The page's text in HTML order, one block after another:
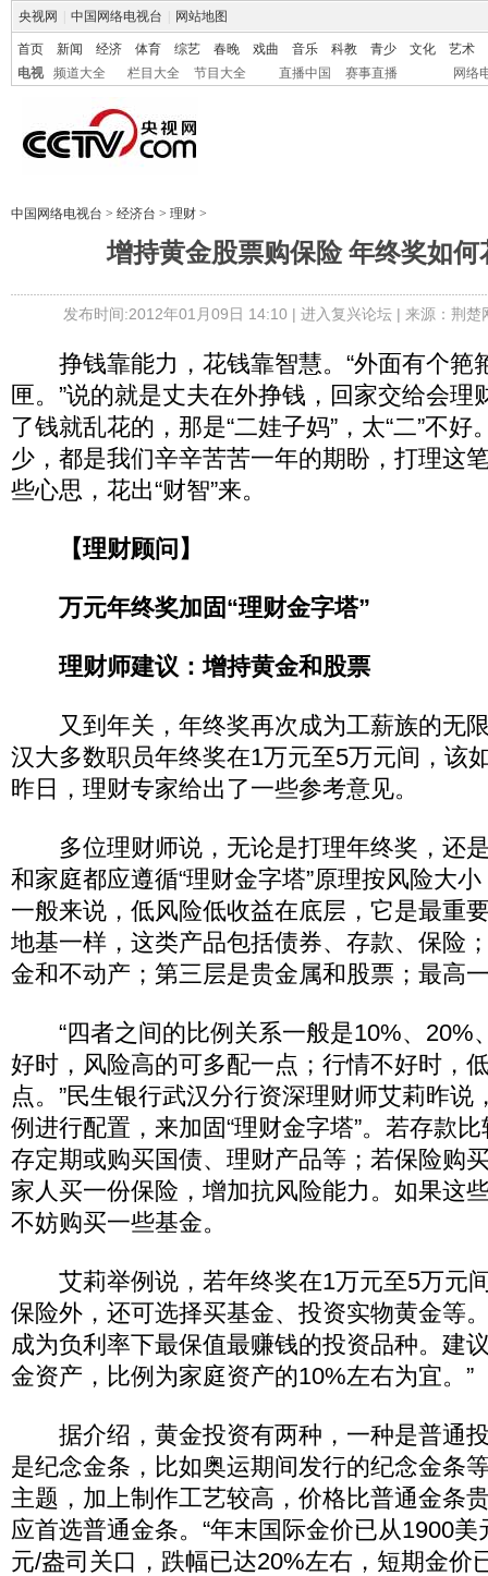
央视网 中国网络电视台 网站地图
首页 新闻 经济 体育 综艺 春晚 戏曲 音乐 科教 青少 文化
艺术
电视
频道大全 栏目大全 节目大全 直播中国 赛事直播 网络
中国网络电视台 > 经济台 > 理财 >
增持黄金股票购保险 年终奖如何
发布时间:2012年01月09日 14:10 | 进入复兴论坛 | 来源：荆
挣钱靠能力，花钱靠智慧。“外面有个筢
匣。”说的就是丈夫在外挣钱，回家交给会理
了钱就乱花的，那是“二娃子妈”，太“二”不
少，都是我们辛辛苦苦一年的期盼，打理这
些心思，花出“财智”来。
【理财顾问】
万元年终奖加固“理财金字塔”
理财师建议：增持黄金和股票
又到年关，年终奖再次成为工薪族的无
汉大多数职员年终奖在1万元至5万元间，该
昨日，理财专家给出了一些参考意见。
多位理财师说，无论是打理年终奖，还
和家庭都应遵循“理财金字塔”原理按风险大
一般来说，低风险低收益在底层，它是最重
地基一样，这类产品包括债券、存款、保险
金和不动产；第三层是贵金属和股票；最高
“四者之间的比例关系一般是10%、20%
好时，风险高的可多配一点；行情不好时，
点。”民生银行武汉分行资深理财师艾莉昨说
例进行配置，来加固“理财金字塔”。若存款
存定期或购买国债、理财产品等；若保险购
家人买一份保险，增加抗风险能力。如果这
不妨购买一些基金。
艾莉举例说，若年终奖在1万元至5万元
保险外，还可选择买基金、投资实物黄金等
成为负利率下最保值最赚钱的投资品种。建
金资产，比例为家庭资产的10%左右为宜。”
据介绍，黄金投资有两种，一种是普通
是纪念金条，比如奥运期间发行的纪念金条
主题，加上制作工艺较高，价格比普通金条
应首选普通金条。“年末国际金价已从1900
元/盎司关口，跌幅已达20%左右，短期金价